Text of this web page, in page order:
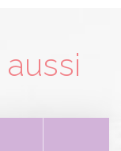
aussi